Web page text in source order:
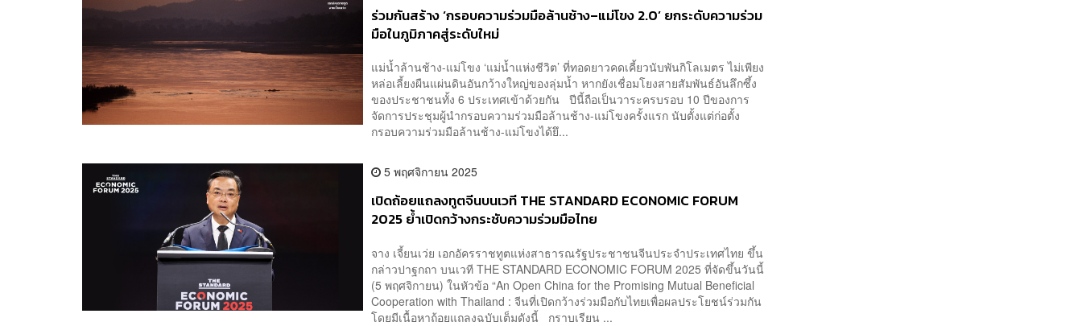
ร่วมกันสร้าง ‘กรอบความร่วมมือล้านช้าง–แม่โขง 2.0’ ยกระดับความร่วม
มือในภูมิภาคสู่ระดับใหม่
แม่น้ำล้านช้าง-แม่โขง ‘แม่น้ำแห่งชีวิต’ ที่ทอดยาวคดเคี้ยวนับพันกิโลเมตร ไม่เพียง
หล่อเลี้ยงผืนแผ่นดินอันกว้างใหญ่ของลุ่มน้ำ หากยังเชื่อมโยงสายสัมพันธ์อันลึกซึ้ง
ของประชาชนทั้ง 6 ประเทศเข้าด้วยกัน ปีนี้ถือเป็นวาระครบรอบ 10 ปีของการ
จัดการประชุมผู้นำกรอบความร่วมมือล้านช้าง-แม่โขงครั้งแรก นับตั้งแต่ก่อตั้ง
กรอบความร่วมมือล้านช้าง-แม่โขงได้ยึ...
5 พฤศจิกายน 2025
เปิดถ้อยแถลงทูตจีนบนเวที THE STANDARD ECONOMIC FORUM
2025 ย้ำเปิดกว้างกระชับความร่วมมือไทย
จาง เจี้ยนเว่ย เอกอัครราชทูตแห่งสาธารณรัฐประชาชนจีนประจำประเทศไทย ขึ้น
กล่าวปาฐกถา บนเวที THE STANDARD ECONOMIC FORUM 2025 ที่จัดขึ้นวันนี้
(5 พฤศจิกายน) ในหัวข้อ “An Open China for the Promising Mutual Beneficial
Cooperation with Thailand : จีนที่เปิดกว้างร่วมมือกับไทยเพื่อผลประโยชน์ร่วมกัน
โดยมีเนื้อหาถ้อยแถลงฉบับเต็มดังนี้ กราบเรียน ...